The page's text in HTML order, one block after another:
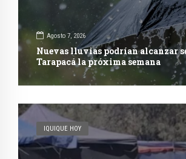
Agosto 7, 2026
Nuevas lluvias podrían alcanzar
Tarapacá la próxima semana
IQUIQUE HOY